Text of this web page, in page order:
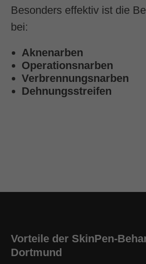
Besonders effektiv ist die
bei:
Aknenarben
Operationsnarben
Verbrennungsnarben
Dehnungsstreifen
Vorteile der SkinPen-
Dortmund